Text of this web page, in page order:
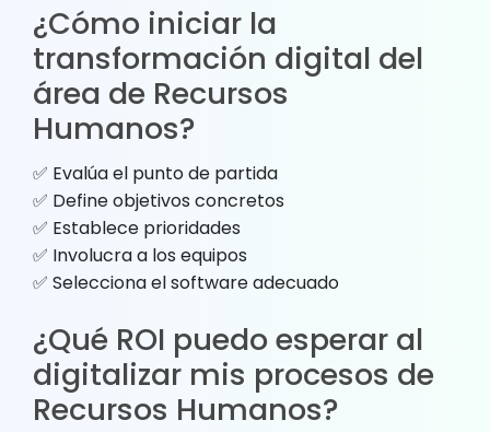
¿Cómo iniciar la
transformación digital del
área de Recursos
Humanos?
✅ Evalúa el punto de partida
✅ Define objetivos concretos
✅ Establece prioridades
✅ Involucra a los equipos
✅ Selecciona el software adecuado
¿Qué ROI puedo esperar al
digitalizar mis procesos de
Recursos Humanos?